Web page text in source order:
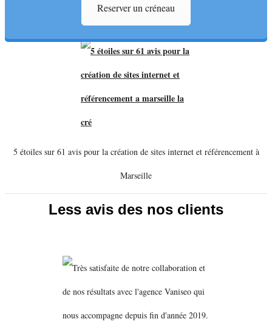
Reserver un créneau
5 étoiles sur 61 avis pour la création de sites internet et référencement à
Marseille
Less avis des nos clients